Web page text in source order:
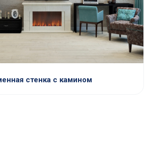
стенка с камином